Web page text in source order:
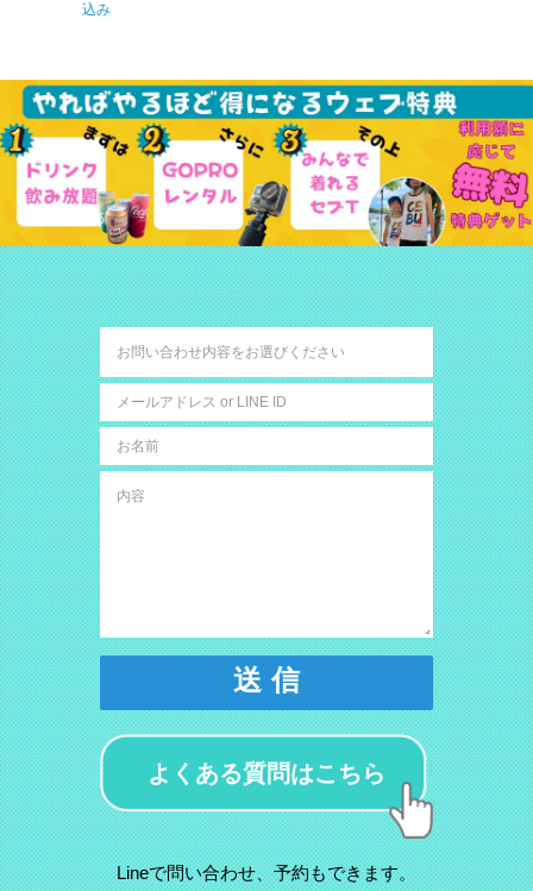
込み
送 信
よくある質問はこちら
Lineで問い合わせ、予約もできます。